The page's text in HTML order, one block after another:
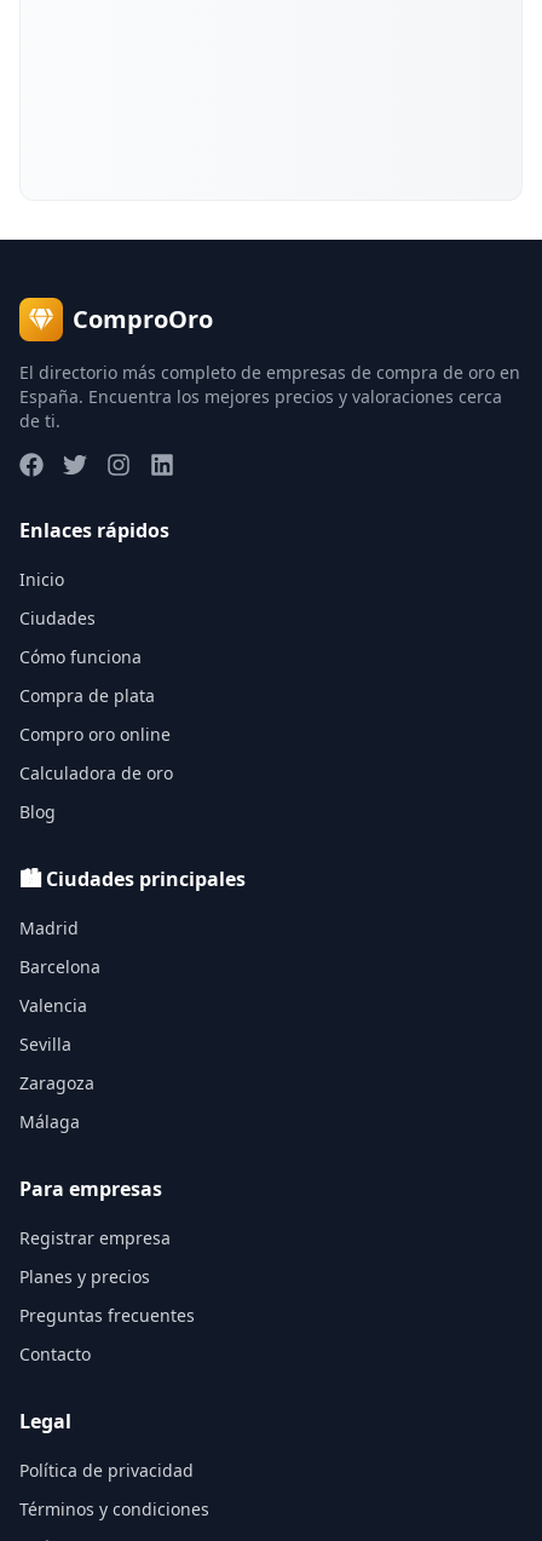
ComproOro
El directorio más completo de empresas de compra de oro en
España. Encuentra los mejores precios y valoraciones cerca
de ti.
Enlaces rápidos
Inicio
Ciudades
Cómo funciona
Compra de plata
Compro oro online
Calculadora de oro
Blog
🏙️ Ciudades principales
Madrid
Barcelona
Valencia
Sevilla
Zaragoza
Málaga
Para empresas
Registrar empresa
Planes y precios
Preguntas frecuentes
Contacto
Legal
Política de privacidad
Términos y condiciones